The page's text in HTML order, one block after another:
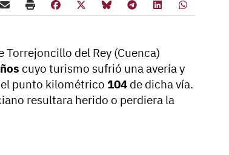
Torrejoncillo del Rey (Cuenca)
cuyo turismo sufrió una avería y
punto kilométrico 104 de dicha vía.
resultara herido o perdiera la